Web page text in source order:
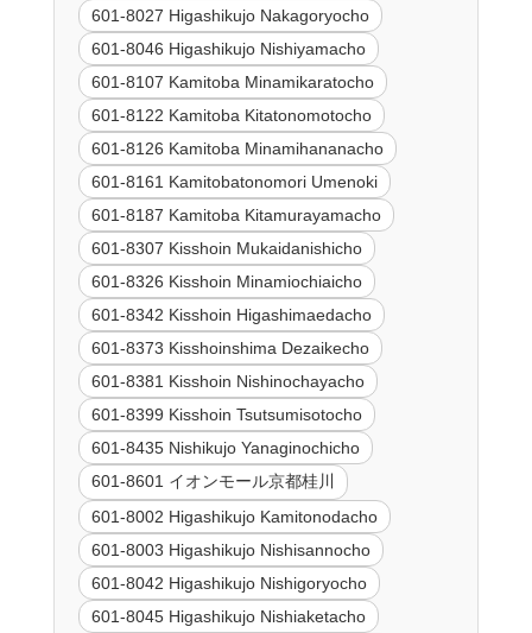
601-8027 Higashikujo Nakagoryocho
601-8046 Higashikujo Nishiyamacho
601-8107 Kamitoba Minamikaratocho
601-8122 Kamitoba Kitatonomotocho
601-8126 Kamitoba Minamihananacho
601-8161 Kamitobatonomori Umenoki
601-8187 Kamitoba Kitamurayamacho
601-8307 Kisshoin Mukaidanishicho
601-8326 Kisshoin Minamiochiaicho
601-8342 Kisshoin Higashimaedacho
601-8373 Kisshoinshima Dezaikecho
601-8381 Kisshoin Nishinochayacho
601-8399 Kisshoin Tsutsumisotocho
601-8435 Nishikujo Yanaginochicho
601-8601 イオンモール京都桂川
601-8002 Higashikujo Kamitonodacho
601-8003 Higashikujo Nishisannocho
601-8042 Higashikujo Nishigoryocho
601-8045 Higashikujo Nishiaketacho